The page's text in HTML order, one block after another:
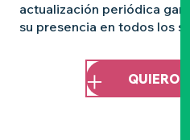
actualización periódica
su presencia en todos los
QUIERO